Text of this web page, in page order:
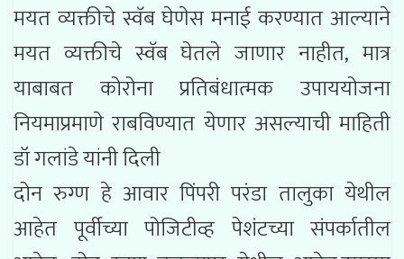
मयत व्यक्तीचे स्वॅब घेणेस मनाई करण्यात आल्याने
मयत व्यक्तीचे स्वॅब घेतले जाणार नाहीत, मात्र
याबाबत कोरोना प्रतिबंधात्मक उपाययोजना
नियमाप्रमाणे राबविण्यात येणार असल्याची माहिती
डॉ गलांडे यांनी दिली
दोन रुग्ण हे आवार पिंपरी परंडा तालुका येथील
आहेत पूर्वीच्या पोजिटीव्ह पेशंटच्या संपर्कातील